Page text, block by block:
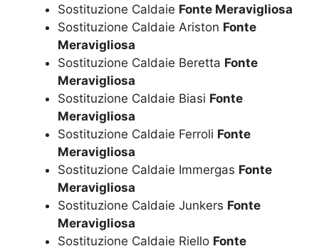
Sostituzione Caldaie Fonte Meravigliosa
Sostituzione Caldaie Ariston Fonte
Meravigliosa
Sostituzione Caldaie Beretta Fonte
Meravigliosa
Sostituzione Caldaie Biasi Fonte
Meravigliosa
Sostituzione Caldaie Ferroli Fonte
Meravigliosa
Sostituzione Caldaie Immergas Fonte
Meravigliosa
Sostituzione Caldaie Junkers Fonte
Meravigliosa
Sostituzione Caldaie Riello Fonte